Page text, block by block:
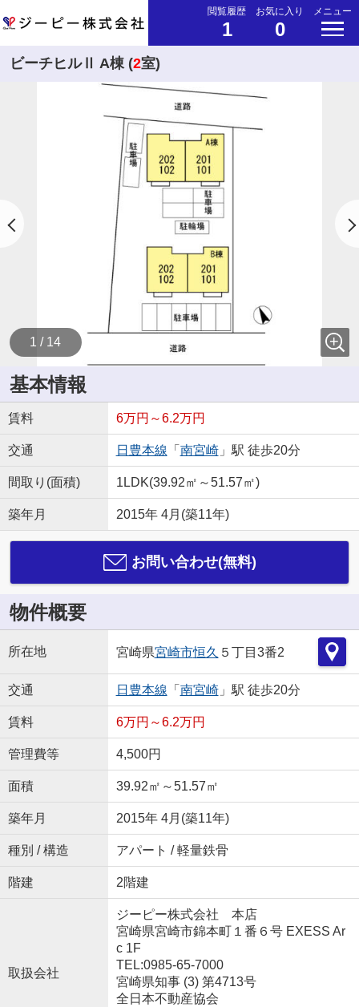
閲覧履歴
1
お気に入り
0
メニュー
ビーチヒルⅡ A棟 (2室)
1 / 14
基本情報
賃料 6万円～6.2万円
交通 日豊本線 「 南宮崎」駅 徒歩20分
間取り(面積) 1LDK(39.92㎡～51.57㎡)
築年月 2015年 4月(築11年)
お問い合わせ(無料)
物件概要
所在地 宮崎県宮崎市恒久 ５丁目3番2
交通 日豊本線 「 南宮崎」駅 徒歩20分
賃料 6万円～6.2万円
管理費等 4,500円
面積 39.92㎡～51.57㎡
築年月 2015年 4月(築11年)
種別 / 構造 アパート / 軽量鉄骨
階建 2階建
取扱会社
ジーピー株式会社 本店
宮崎県宮崎市錦本町１番６号 EXESS Ar
c 1F
TEL:0985-65-7000
宮崎県知事 (3) 第4713号
全日本不動産協会